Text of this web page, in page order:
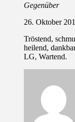
Gegenüber
26. Oktober
Tröstend,
heilend,
LG, Wartend.